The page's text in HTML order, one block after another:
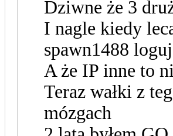
Dziwne że 3
I nagle kiedy
spawn1488
A że IP inne to
Teraz wałki z
mózgach